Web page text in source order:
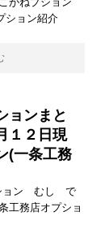
ョン紹介
ンまと
１２日現
(一条工務
ョン むし で
工務店オプショ